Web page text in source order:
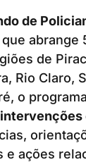
de
que abrange
de
Rio Claro,
o
e ações